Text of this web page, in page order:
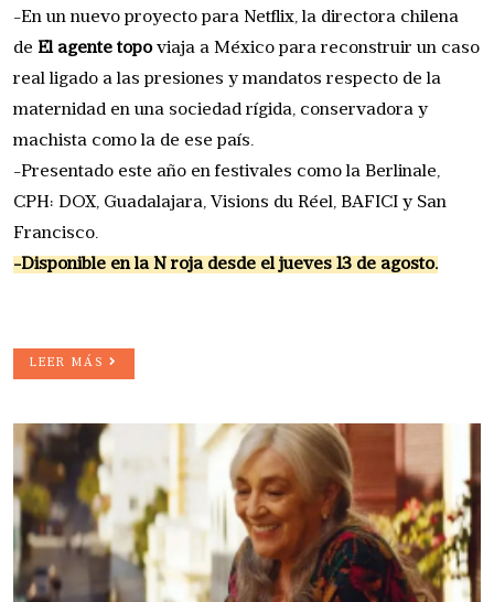
-En un nuevo proyecto para Netflix, la directora chilena
de El agente topoviaja a México para reconstruir un caso
real ligado a las presiones y mandatos respecto de la
maternidad en una sociedad rígida, conservadora y
machista como la de ese país.
-Presentado este año en festivales como la Berlinale,
CPH: DOX, Guadalajara, Visions du Réel, BAFICI y San
Francisco.
-Disponible en la N roja desde el jueves 13 de agosto.
LEER MÁS